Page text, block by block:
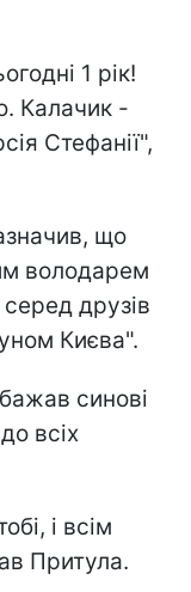
1 рік!
Калачик -
Стефанії",
що
володарем
друзів
Києва".
синові
всіх
і всім
Притула.